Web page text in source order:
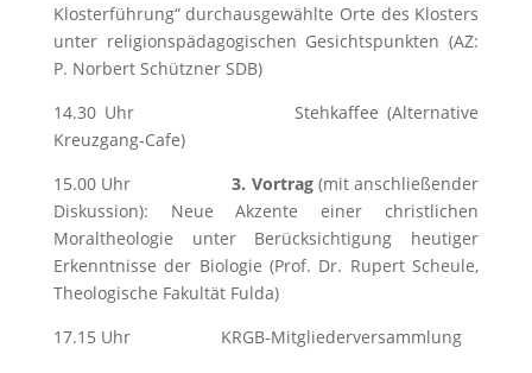
Klosterführung“ durchausgewählte Orte des Klosters
unter religionspädagogischen Gesichtspunkten (AZ:
P. Norbert Schützner SDB)
14.30 Uhr Stehkaffee (Alternative
Kreuzgang-Cafe)
15.00 Uhr3. Vortrag(mit anschließender
Diskussion): Neue Akzente einer christlichen
Moraltheologie unter Berücksichtigung heutiger
Erkenntnisse der Biologie (Prof. Dr. Rupert Scheule,
Theologische Fakultät Fulda)
17.15 Uhr KRGB-Mitgliederversammlung